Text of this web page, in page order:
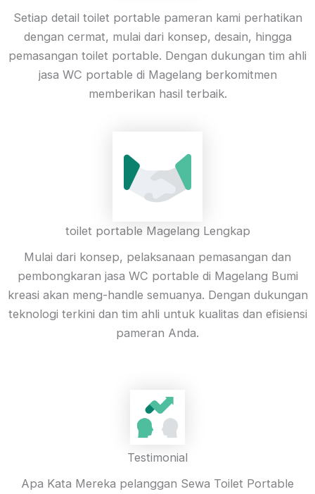
Setiap detail toilet portable pameran kami perhatikan
dengan cermat, mulai dari konsep, desain, hingga
pemasangan toilet portable. Dengan dukungan tim ahli
jasa WC portable di Magelang berkomitmen
memberikan hasil terbaik.
toilet portable Magelang Lengkap
Mulai dari konsep, pelaksanaan pemasangan dan
pembongkaran jasa WC portable di Magelang Bumi
kreasi akan meng-handle semuanya. Dengan dukungan
teknologi terkini dan tim ahli untuk kualitas dan efisiensi
pameran Anda.
Testimonial
Apa Kata Mereka pelanggan Sewa Toilet Portable